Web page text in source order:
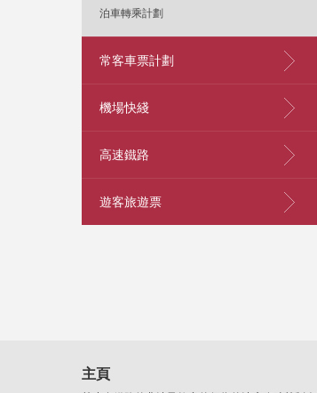
泊車轉乘計劃
常客車票計劃
機場快綫
高速鐵路
遊客旅遊票
主頁